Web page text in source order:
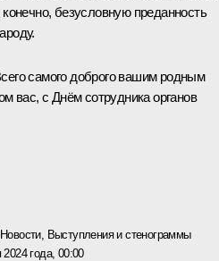
безусловную преданность
самого доброго вашим родным
вас, с Днём сотрудника органов
Новости, Выступления и стенограммы
года, 00:00